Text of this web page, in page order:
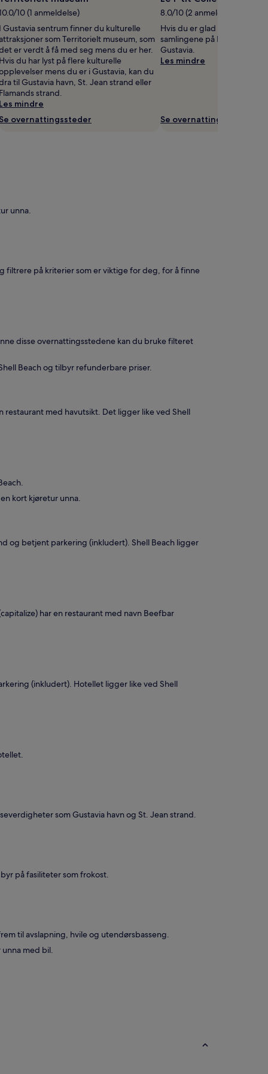
10 (1 anmeldelse)
I Gustavia sentrum finner du kulturelle
attraksjoner som Territorielt museum, som
er verdt å få med seg mens du er her.
Hvis du har lyst på flere kulturelle
mens du er i Gustavia, kan du
til Gustavia havn, St. Jean strand eller
Flamands strand.
Les mindre
Se overnattingssteder
8.0/10 (2 anmeldelser)
Hvis du er glad i museer,
samlingene på Le P’tit
Gustavia.
Les mindre
Se overnattingssteder
unna.
filtrere på kriterier som er viktige for deg, for å finne
disse overnattingsstedene kan du bruke filteret
Beach og tilbyr refunderbare priser.
restaurant med havutsikt. Det ligger like ved Shell
kort kjøretur unna.
og betjent parkering (inkludert). Shell Beach ligger
har en restaurant med navn Beefbar
(inkludert). Hotellet ligger like ved Shell
som Gustavia havn og St. Jean strand.
på fasiliteter som frokost.
til avslapning, hvile og utendørsbasseng.
med bil.